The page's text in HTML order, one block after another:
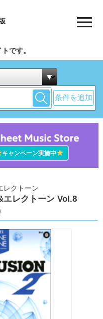
です。
条件を追加
キャンペーン実施中★
レクトーン
エレクトーン Vol.8